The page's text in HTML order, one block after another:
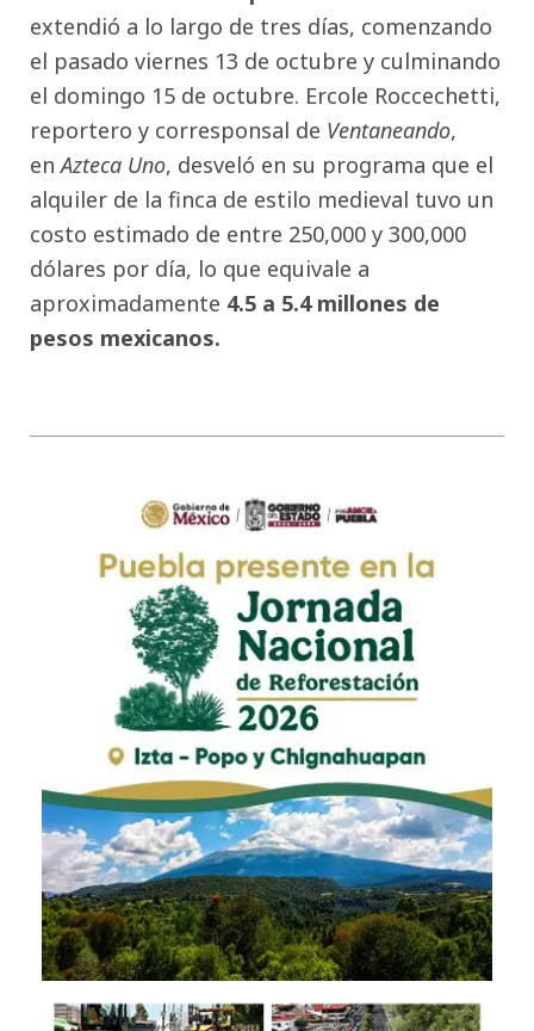
extendió a lo largo de tres días, comenzando
el pasado viernes 13 de octubre y culminando
el domingo 15 de octubre. Ercole Roccechetti,
reportero y corresponsal de Ventaneando,
enAzteca Uno, desveló en su programa que el
alquiler de la finca de estilo medieval tuvo un
costo estimado de entre 250,000 y 300,000
dólares por día, lo que equivale a
aproximadamente 4.5 a 5.4 millones de
pesos mexicanos.